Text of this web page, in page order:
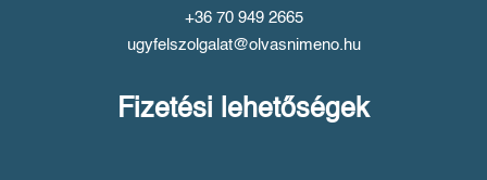
+36 70 949 2665
ugyfelszolgalat@olvasnimeno.hu
Fizetési lehetőségek